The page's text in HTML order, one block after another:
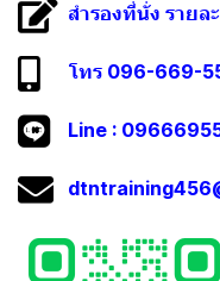
สำรองที่นั่ง ราย
โทร 096-669-
Line :